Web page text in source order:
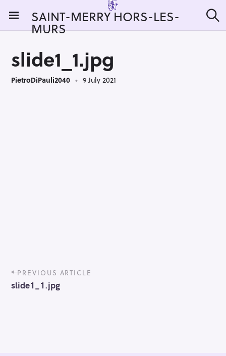
i
SAINT-MERRY HORS-LES-
MURS e
slide1_1.jpg
PietroDiPauli2040 9 July 2021
P
o
s
PREVIOUS ARTICLE
slide1_1.jpg